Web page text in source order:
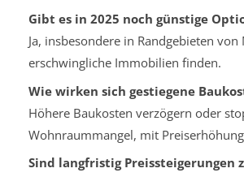
Gibt es in 2025 noch günstige
Ja, insbesondere in Randgebieten
erschwingliche Immobilien finden.
Wie wirken sich gestiegene
Höhere Baukosten verzögern oder
Wohnraummangel, mit
Sind langfristig Preissteigerungen